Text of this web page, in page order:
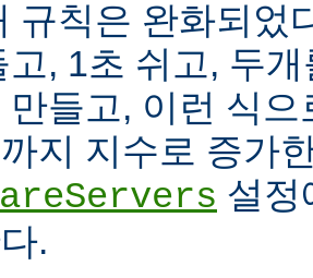
규칙은 완화되었
고, 1초 쉬고, 두
만들고, 이런 식
지 지수로 증가
설정
.